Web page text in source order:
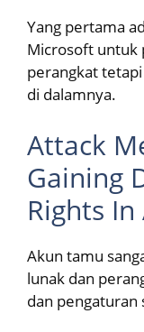
Yang pertama
Microsoft untuk
perangkat
di dalamnya.
Attack
Gaining
Rights
Akun tamu
lunak dan
dan pengaturan